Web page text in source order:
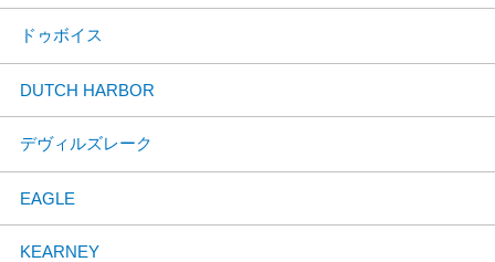
ドゥボイス
DUTCH HARBOR
デヴィルズレーク
EAGLE
KEARNEY